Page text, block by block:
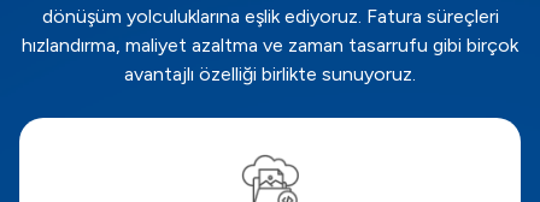
dönüşüm yolculuklarına eşlik ediyoruz. Fatura süreçleri
hızlandırma, maliyet azaltma ve zaman tasarrufu gibi birçok
avantajlı özelliği birlikte sunuyoruz.